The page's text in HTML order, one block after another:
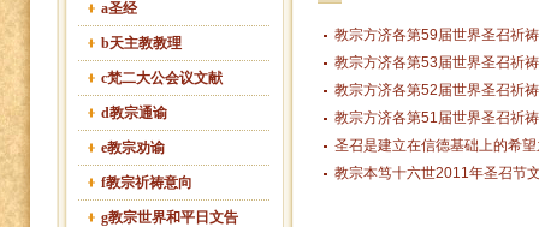
a圣经
b天主教教理
c梵二大公会议文献
d教宗通谕
e教宗劝谕
f教宗祈祷意向
g教宗世界和平日文告
教宗方济各第59届世界圣召祈
教宗方济各第53届世界圣召祈
教宗方济各第52届世界圣召
教宗方济各第51届世界圣召祈
圣召是建立在信德基础上的希
教宗本笃十六世2011年圣召节